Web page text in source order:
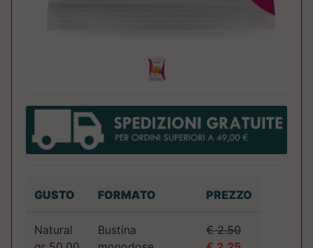
GUSTO FORMATO PREZZO
Natural
Bustina
€ 2.50